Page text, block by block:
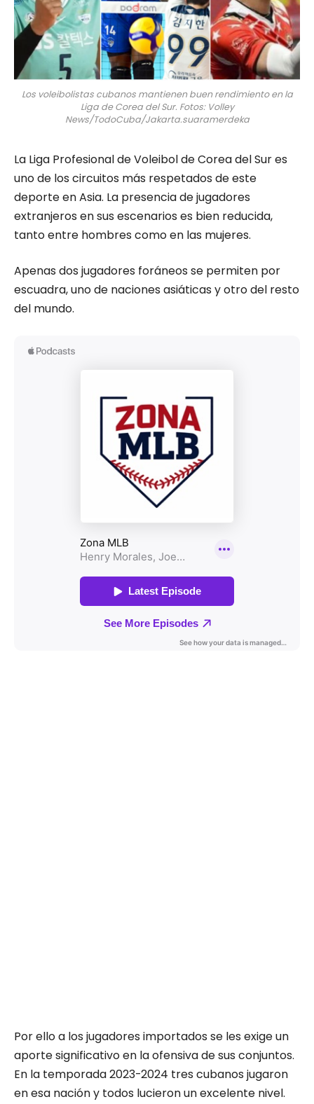
Los voleibolistas cubanos mantienen buen rendimiento en la
Liga de Corea del Sur. Fotos: Volley
News/TodoCuba/Jakarta.suaramerdeka
La Liga Profesional de Voleibol de Corea del Sur es
uno de los circuitos más respetados de este
deporte en Asia. La presencia de jugadores
extranjeros en sus escenarios es bien reducida,
tanto entre hombres como en las mujeres.
Apenas dos jugadores foráneos se permiten por
escuadra, uno de naciones asiáticas y otro del resto
del mundo.
Por ello a los jugadores importados se les exige un
aporte significativo en la ofensiva de sus conjuntos.
En la temporada 2023-2024 tres cubanos jugaron
en esa nación y todos lucieron un excelente nivel.